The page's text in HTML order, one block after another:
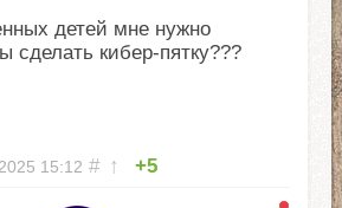
детей мне нужно
сделать кибер-пятку???
15:12 # ↑ +5